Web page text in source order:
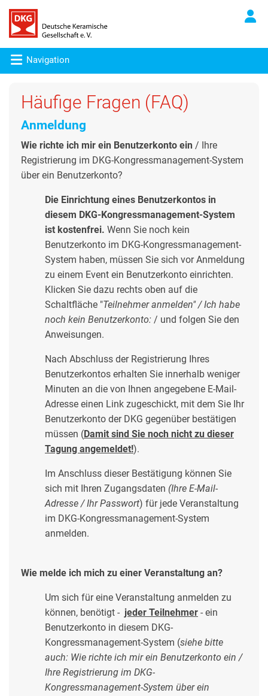
Navigation
Häufige Fragen (FAQ)
Anmeldung
Wie richte ich mir ein Benutzerkonto ein / Ihre
Registrierung im DKG-Kongressmanagement-System
über ein Benutzerkonto?
Die Einrichtung eines Benutzerkontos in
diesem DKG-Kongressmanagement-System
ist kostenfrei. Wenn Sie noch kein
Benutzerkonto im DKG-Kongressmanagement-
System haben, müssen Sie sich vor Anmeldung
zu einem Event ein Benutzerkonto einrichten.
Klicken Sie dazu rechts oben auf die
Schaltfläche "Teilnehmer anmelden" / Ich habe
noch kein Benutzerkonto: / und folgen Sie den
Anweisungen.
Nach Abschluss der Registrierung Ihres
Benutzerkontos erhalten Sie innerhalb weniger
Minuten an die von Ihnen angegebene E-Mail-
Adresse einen Link zugeschickt, mit dem Sie Ihr
Benutzerkonto der DKG gegenüber bestätigen
müssen (Damit sind Sie noch nicht zu dieser
Tagung angemeldet!).
Im Anschluss dieser Bestätigung können Sie
sich mit Ihren Zugangsdaten (Ihre E-Mail-
Adresse / Ihr Passwort) für jede Veranstaltung
im DKG-Kongressmanagement-System
anmelden.
Wie melde ich mich zu einer Veranstaltung an?
Um sich für eine Veranstaltung anmelden zu
können, benötigt - jeder Teilnehmer - ein
Benutzerkonto in diesem DKG-
Kongressmanagement-System (siehe bitte
auch: Wie richte ich mir ein Benutzerkonto ein /
Ihre Registrierung im DKG-
Kongressmanagement-System über ein